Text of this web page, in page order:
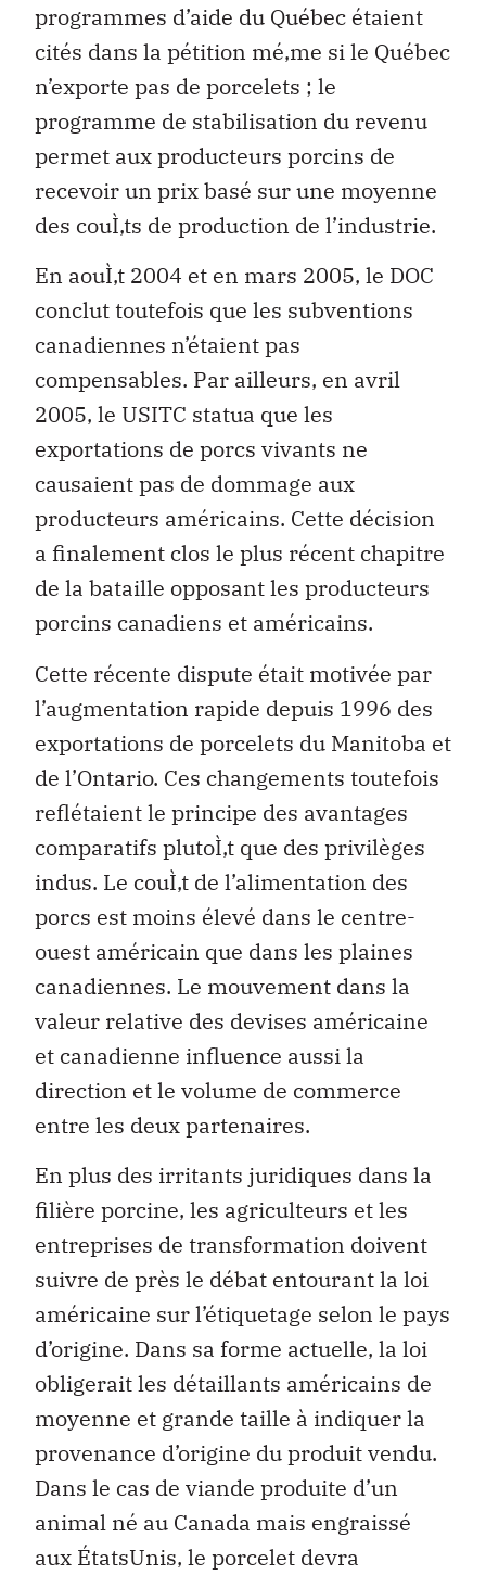
programmes d’aide du Québec étaient
cités dans la pétition mé‚me si le Québec
n’exporte pas de porcelets ; le
programme de stabilisation du revenu
permet aux producteurs porcins de
recevoir un prix basé sur une moyenne
des couÌ‚ts de production de l’industrie.
En aouÌ‚t 2004 et en mars 2005, le DOC
conclut toutefois que les subventions
canadiennes n’étaient pas
compensables. Par ailleurs, en avril
2005, le USITC statua que les
exportations de porcs vivants ne
causaient pas de dommage aux
producteurs américains. Cette décision
a finalement clos le plus récent chapitre
de la bataille opposant les producteurs
porcins canadiens et américains.
Cette récente dispute était motivée par
l’augmentation rapide depuis 1996 des
exportations de porcelets du Manitoba et
de l’Ontario. Ces changements toutefois
reflétaient le principe des avantages
comparatifs plutoÌ‚t que des privilèges
indus. Le couÌ‚t de l’alimentation des
porcs est moins élevé dans le centre-
ouest américain que dans les plaines
canadiennes. Le mouvement dans la
valeur relative des devises américaine
et canadienne influence aussi la
direction et le volume de commerce
entre les deux partenaires.
En plus des irritants juridiques dans la
filière porcine, les agriculteurs et les
entreprises de transformation doivent
suivre de près le débat entourant la loi
américaine sur l’étiquetage selon le pays
d’origine. Dans sa forme actuelle, la loi
obligerait les détaillants américains de
moyenne et grande taille à indiquer la
provenance d’origine du produit vendu.
Dans le cas de viande produite d’un
animal né au Canada mais engraissé
aux ÉtatsUnis, le porcelet devra